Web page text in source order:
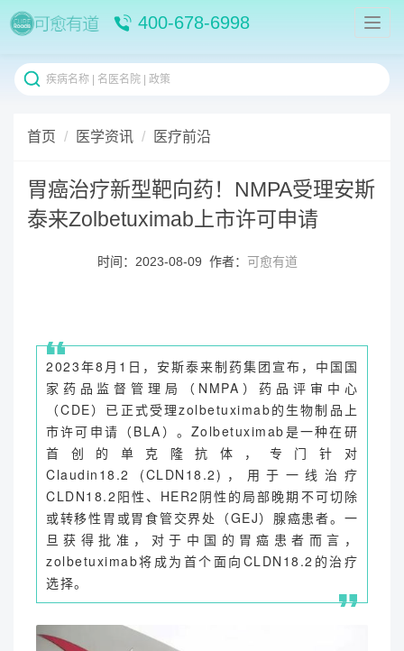
400-678-6998
首页 医学资讯 医疗前沿
胃癌治疗新型靶向药！NMPA受理安斯
泰来Zolbetuximab上市许可申请
时间：2023-08-09 作者： 可愈有道
2023年8 月 1 日 ， 安斯泰来制药集团 宣布 ， 中 国 国
家 药 品 监督管 理 局 （ N MPA ）药 品评 审 中 心
（CDE） 已 正式受理zolbetuximab的 生物制 品 上
市许可 申请 （ BLA ） 。 Zo lbetuximab是一种在研
首 创 的 单 克 隆抗 体 ， 专 门针 对
Claudin 1 8 .2 (CLDN 18 .2) ， 用于 一线 治 疗
CLDN1 8.2 阳性 、 HER2 阴性 的 局部 晚期 不可切除
或转移性 胃 或胃食管交界处 （GEJ） 腺癌患者。 一
旦获 得批 准 ， 对于 中 国 的 胃癌 患者 而言 ，
zolbetuximab将 成为 首个面向 CLDN 1 8 .2 的治 疗
选择。